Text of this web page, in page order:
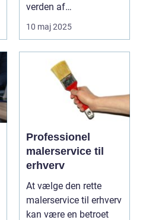
verden af
glasløsning...
10 maj 2025
Professionel
malerservice til
erhverv
At vælge den rette
malerservice til erhverv
kan være en betroet